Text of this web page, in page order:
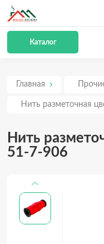
Каталог
Главная
Нить разметочная
Нить
51-7-906